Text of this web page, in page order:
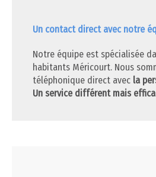
Un contact direct avec notre
Notre équipe est spécialisée
habitants Méricourt. Nous
téléphonique direct avec la
Un service différent mais